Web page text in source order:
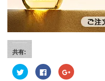
共有:
ク
リ
F
a
ク
リ